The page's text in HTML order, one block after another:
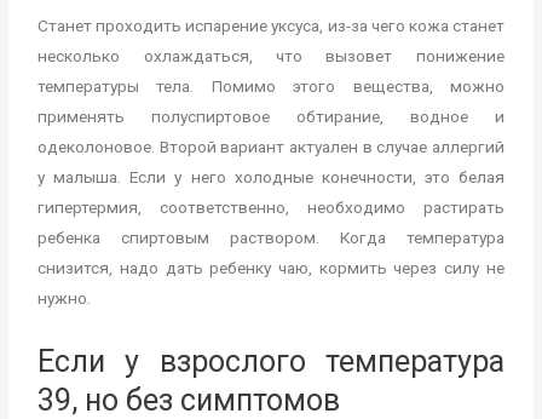
Станет проходить испарение уксуса, из-за чего кожа станет
несколько охлаждаться, что вызовет понижение
температуры тела. Помимо этого вещества, можно
применять полуспиртовое обтирание, водное и
одеколоновое. Второй вариант актуален в случае аллергий
у малыша. Если у него холодные конечности, это белая
гипертермия, соответственно, необходимо растирать
ребенка спиртовым раствором. Когда температура
снизится, надо дать ребенку чаю, кормить через силу не
нужно.
Если у взрослого температура
39, но без симптомов